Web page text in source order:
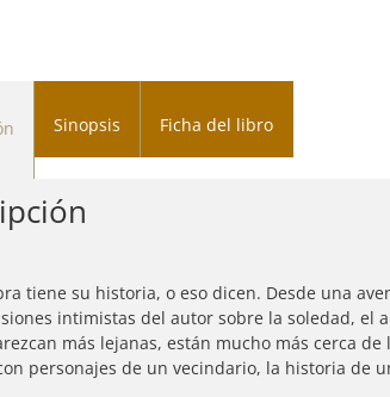
Sinopsis Ficha del libro
tiene su historia, o eso dicen. Desde una
intimistas del autor sobre la soledad, el
más lejanas, están mucho más cerca
personajes de un vecindario, la historia de